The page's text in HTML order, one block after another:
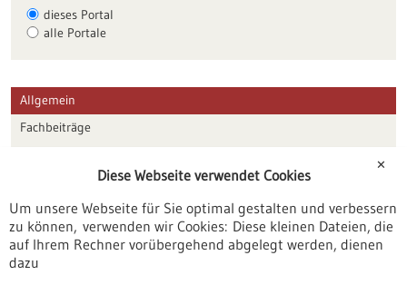
dieses Portal
alle Portale
Allgemein
Fachbeiträge
Veranstaltungen
Erscheinungsdatum
✕
Diese Webseite verwendet Cookies
Um unsere Webseite für Sie optimal gestalten und verbessern
zu können, verwenden wir Cookies: Diese kleinen Dateien, die
auf Ihrem Rechner vorübergehend abgelegt werden, dienen
dazu